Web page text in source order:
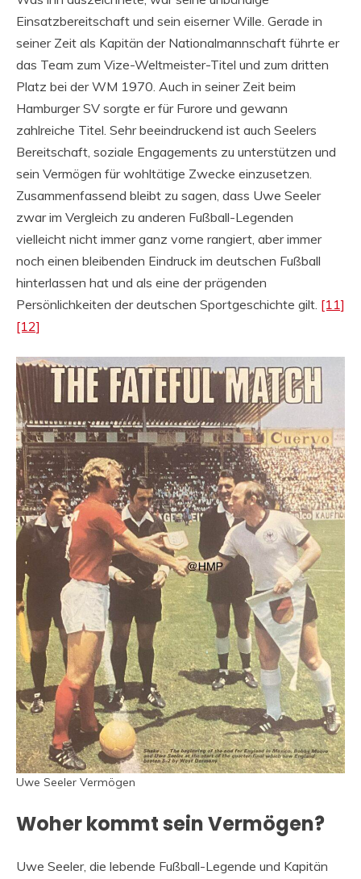
Einsatzbereitschaft und sein eiserner Wille. Gerade in
seiner Zeit als Kapitän der Nationalmannschaft führte er
das Team zum Vize-Weltmeister-Titel und zum dritten
Platz bei der WM 1970. Auch in seiner Zeit beim
Hamburger SV sorgte er für Furore und gewann
zahlreiche Titel. Sehr beeindruckend ist auch Seelers
Bereitschaft, soziale Engagements zu unterstützen und
sein Vermögen für wohltätige Zwecke einzusetzen.
Zusammenfassend bleibt zu sagen, dass Uwe Seeler
zwar im Vergleich zu anderen Fußball-Legenden
vielleicht nicht immer ganz vorne rangiert, aber immer
noch einen bleibenden Eindruck im deutschen Fußball
hinterlassen hat und als eine der prägenden
Persönlichkeiten der deutschen Sportgeschichte gilt. [11]
[12]
Uwe Seeler Vermögen
Woher kommt sein Vermögen?
Uwe Seeler, die lebende Fußball-Legende und Kapitän